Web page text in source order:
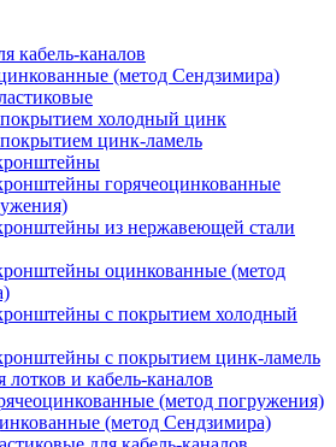
кабель-каналов
(метод Сендзимира)
холодный цинк
цинк-ламель
горячеоцинкованные
из нержавеющей стали
оцинкованные (метод
с покрытием холодный
с покрытием цинк-ламель
и кабель-каналов
(метод погружения)
(метод Сендзимира)